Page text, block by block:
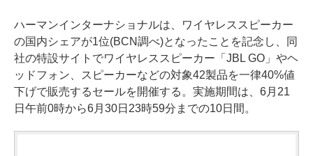
ハーマンインターナショナルは、ワイヤレススピーカー
の国内シェアが1位(BCN調べ)となったことを記念し、同
社の特設サイトでワイヤレススピーカー「JBL GO」やヘ
ッドフォン、スピーカーなどの対象42製品を一律40%値
下げで販売するセールを開催する。実施期間は、6月21
日午前0時から6月30日23時59分までの10日間。